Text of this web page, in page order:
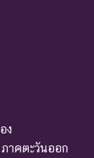
ง
าคตะวันออก